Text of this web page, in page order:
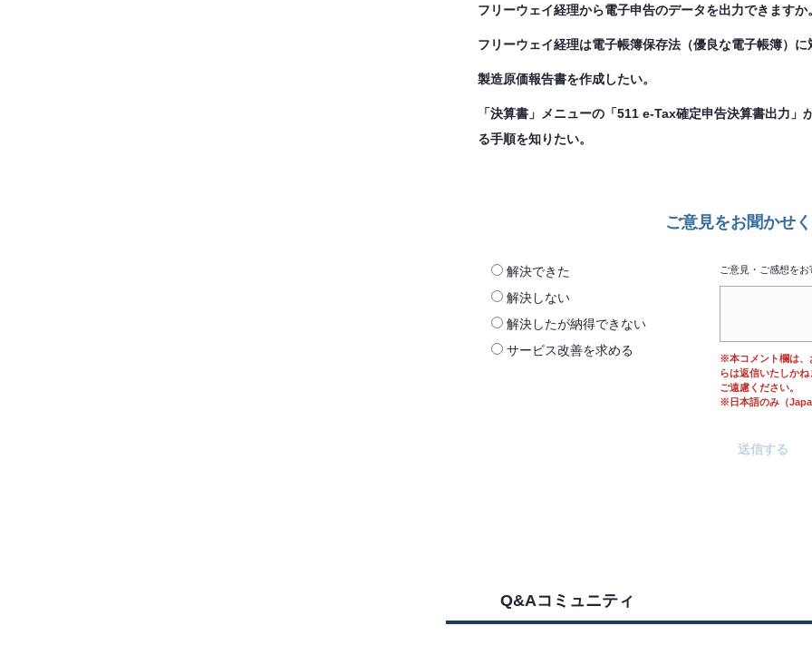
フリーウェイ経理から電子申告のデータを出力できますか。
フリーウェイ経理は電子帳簿保存法（優良な電子帳簿）に
製造原価報告書を作成したい。
「決算書」メニューの「511 e-Tax確定申告決算書出力
る手順を知りたい。
ご意見をお聞かせ
解決できた
解決しない
解決したが納得できない
サービス改善を求める
ご意見・ご感想を
※本コメント欄は、
らは返信いたしか
ご遠慮ください。
※日本語のみ（
Q&Aコミュニティ